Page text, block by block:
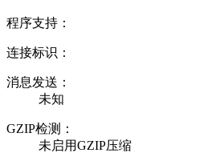
程序支持：
连接标识：
消息发送：
未知
GZIP检测：
未启用GZIP压缩